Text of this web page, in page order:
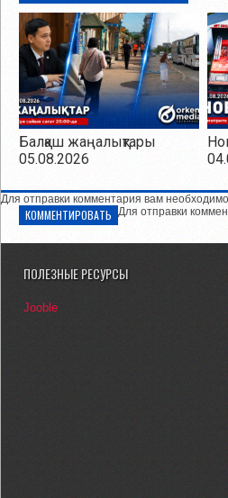
Балқаш жаңалықтары
05.08.2026
Для отправки комментария вам
КОММЕНТИРОВАТЬ Для отправки
ПОЛЕЗНЫЕ РЕСУРСЫ
Jooble